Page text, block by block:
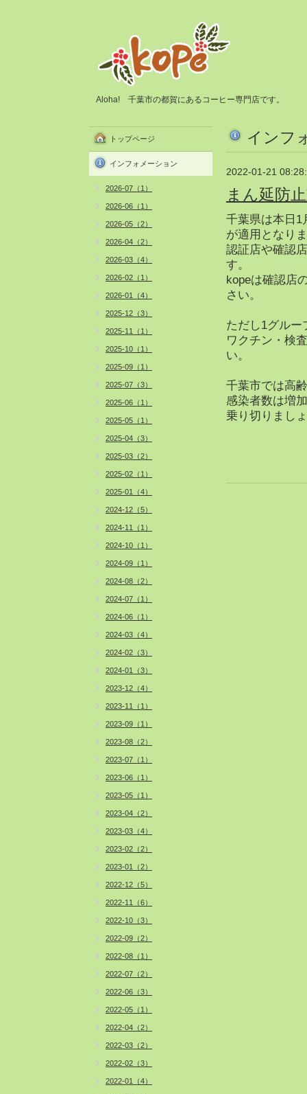
Aloha! 千葉市の都賀にあるコーヒー専門店です。
インフ
2022-01-21
まん延防
千葉県は本日1
が適用となり
認証店や確認
す。
kopeは確認店
さい。
ただし1グルー
ワクチン・検
い。
千葉市では高
感染者数は増
乗り切りまし
トップページ
インフォメーション
2026-07（1）
2026-06（1）
2026-05（2）
2026-04（2）
2026-03（4）
2026-02（1）
2026-01（4）
2025-12（3）
2025-11（1）
2025-10（1）
2025-09（1）
2025-07（3）
2025-06（1）
2025-05（1）
2025-04（3）
2025-03（2）
2025-02（1）
2025-01（4）
2024-12（5）
2024-11（1）
2024-10（1）
2024-09（1）
2024-08（2）
2024-07（1）
2024-06（1）
2024-03（4）
2024-02（3）
2024-01（3）
2023-12（4）
2023-11（1）
2023-09（1）
2023-08（2）
2023-07（1）
2023-06（1）
2023-05（1）
2023-04（2）
2023-03（4）
2023-02（2）
2023-01（2）
2022-12（5）
2022-11（6）
2022-10（3）
2022-09（2）
2022-08（1）
2022-07（2）
2022-06（3）
2022-05（1）
2022-04（2）
2022-03（2）
2022-02（3）
2022-01（4）